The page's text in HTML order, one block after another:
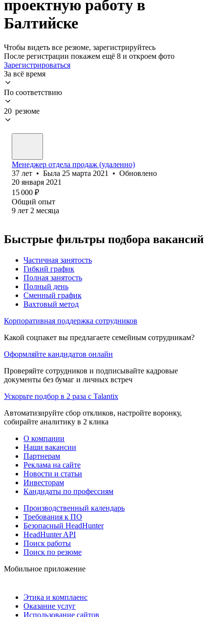
проектную работу в
Балтийске
Чтобы видеть все резюме, зарегистрируйтесь
После регистрации покажем ещё 8 и откроем фото
Зарегистрироваться
За всё время
По соответствию
20 резюме
Менеджер отдела продаж (удаленно)
37 лет • Была 25 марта 2021 • Обновлено
20 января 2021
15 000 ₽
Общий опыт
9 лет 2 месяца
Быстрые фильтры подбора вакансий
Частичная занятость
Гибкий график
Полная занятость
Полный день
Сменный график
Вахтовый метод
Корпоративная поддержка сотрудников
Какой соцпакет вы предлагаете семейным сотрудникам?
Оформляйте кандидатов онлайн
Проверяйте сотрудников и подписывайте кадровые
документы без бумаг и личных встреч
Ускорьте подбор в 2 раза с Talantix
Автоматизируйте сбор откликов, настройте воронку,
собирайте аналитику в 2 клика
О компании
Наши вакансии
Партнерам
Реклама на сайте
Новости и статьи
Инвесторам
Кандидаты по профессиям
Производственный календарь
Требования к ПО
Безопасный HeadHunter
HeadHunter API
Поиск работы
Поиск по резюме
Мобильное приложение
Этика и комплаенс
Оказание услуг
Использование сайтов